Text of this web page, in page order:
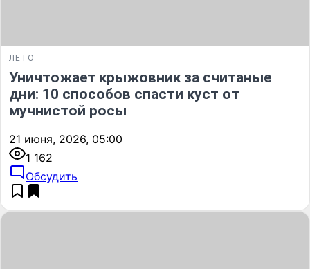
ЛЕТО
Уничтожает крыжовник за считаные
дни: 10 способов спасти куст от
мучнистой росы
21 июня, 2026, 05:00
1 162
Обсудить